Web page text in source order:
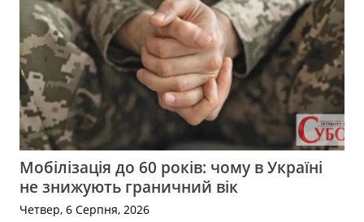
Мобілізація до 60 років: чому в Україні
не знижують граничний вік
Четвер, 6 Серпня, 2026